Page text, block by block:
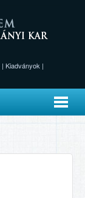
| Kiadványok |